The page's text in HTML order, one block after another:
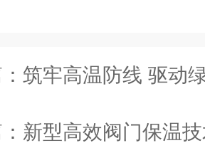
筑牢高温防线 驱动绿色升级
新型高效阀门保温技术：热